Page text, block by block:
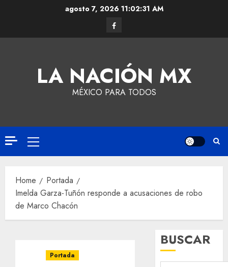
agosto 7, 2026 11:02:32 AM
LA NACIÓN MX
MÉXICO PARA TODOS
Home
Portada
Imelda Garza-Tuñón responde a acusaciones de robo
de Marco Chacón
Portada
BUSCAR